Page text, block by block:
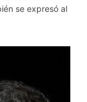
se expresó al